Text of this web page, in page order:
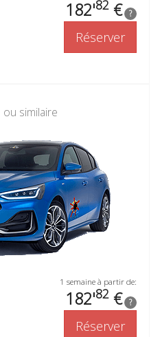
182'82 € ?
Réserver
ou similaire
1 semaine à partir de:
182'82 € ?
Réserver